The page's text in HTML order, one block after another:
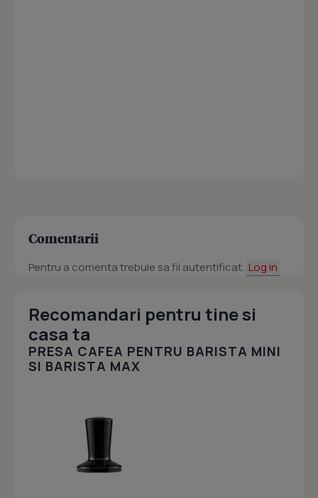
Comentarii
Pentru a comenta trebuie sa fii autentificat. Log in
Recomandari pentru tine si
casa ta
PRESA CAFEA PENTRU BARISTA MINI
SI BARISTA MAX